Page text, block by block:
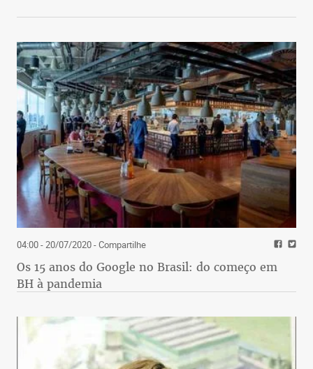
04:00 - 20/07/2020- Compartilhe
Os 15 anos do Google no Brasil: do começo em
BH à pandemia